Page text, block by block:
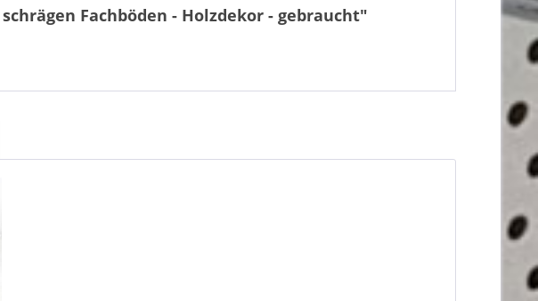
Fachböden - Holzdekor - gebraucht"